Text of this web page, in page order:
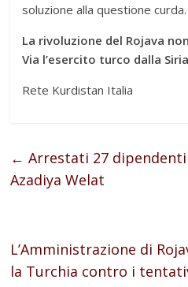
soluzione alla questione curda.
La rivoluzione del Rojava
Via l’esercito turco dalla
Rete Kurdistan Italia
← Arrestati 27
Azadiya Welat
L’Amministrazione di
la Turchia contro i